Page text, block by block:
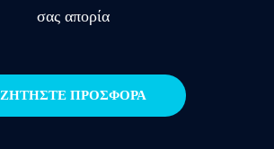
σας απορία
ΖΗΤΗΣΤΕ ΠΡΟΣΦΟΡΑ